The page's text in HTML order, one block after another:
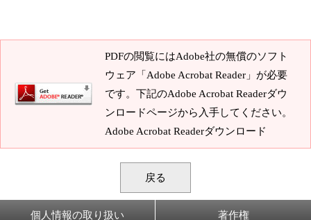
PDFの閲覧にはAdobe社の無償のソフト
ウェア「Adobe Acrobat Reader」が必要
です。下記のAdobe Acrobat Readerダウ
ンロードページから入手してください。
Adobe Acrobat Readerダウンロード
戻る
個人情報の取り扱い 著作権